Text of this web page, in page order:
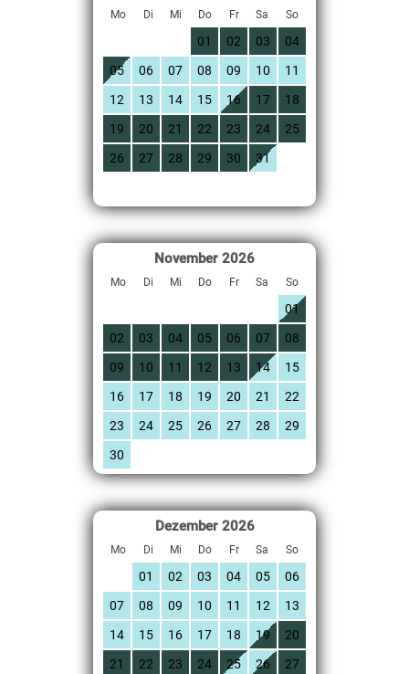
Mo Di Mi Do Fr Sa So
01 02 03
04
05
06 07 08 09 10
11
12
13 14 15 16 17
18
19
20 21 22 23 24
25
26
27 28 29 30 31
November 2026
Mo Di Mi Do Fr Sa So
01
02
03 04 05 06 07
08
09
10 11 12 13 14
15
16
17 18 19 20 21
22
23
24 25 26 27 28
29
30
Dezember 2026
Mo Di Mi Do Fr Sa So
01 02 03 04 05
06
07
08 09 10 11 12
13
14
15 16 17 18 19
20
21
22 23 24 25 26
27